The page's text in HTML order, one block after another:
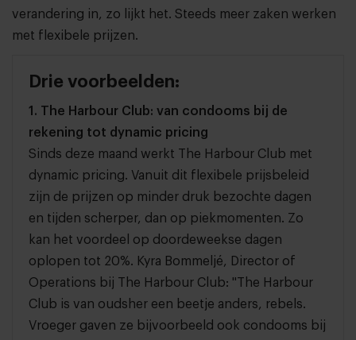
verandering in, zo lijkt het. Steeds meer zaken werken
met flexibele prijzen.
Drie voorbeelden:
1. The Harbour Club: van condooms bij de
rekening tot dynamic pricing
Sinds deze maand werkt The Harbour Club met
dynamic pricing. Vanuit dit flexibele prijsbeleid
zijn de prijzen op minder druk bezochte dagen
en tijden scherper, dan op piekmomenten. Zo
kan het voordeel op doordeweekse dagen
oplopen tot 20%. Kyra Bommeljé, Director of
Operations bij The Harbour Club: "The Harbour
Club is van oudsher een beetje anders, rebels.
Vroeger gaven ze bijvoorbeeld ook condooms bij